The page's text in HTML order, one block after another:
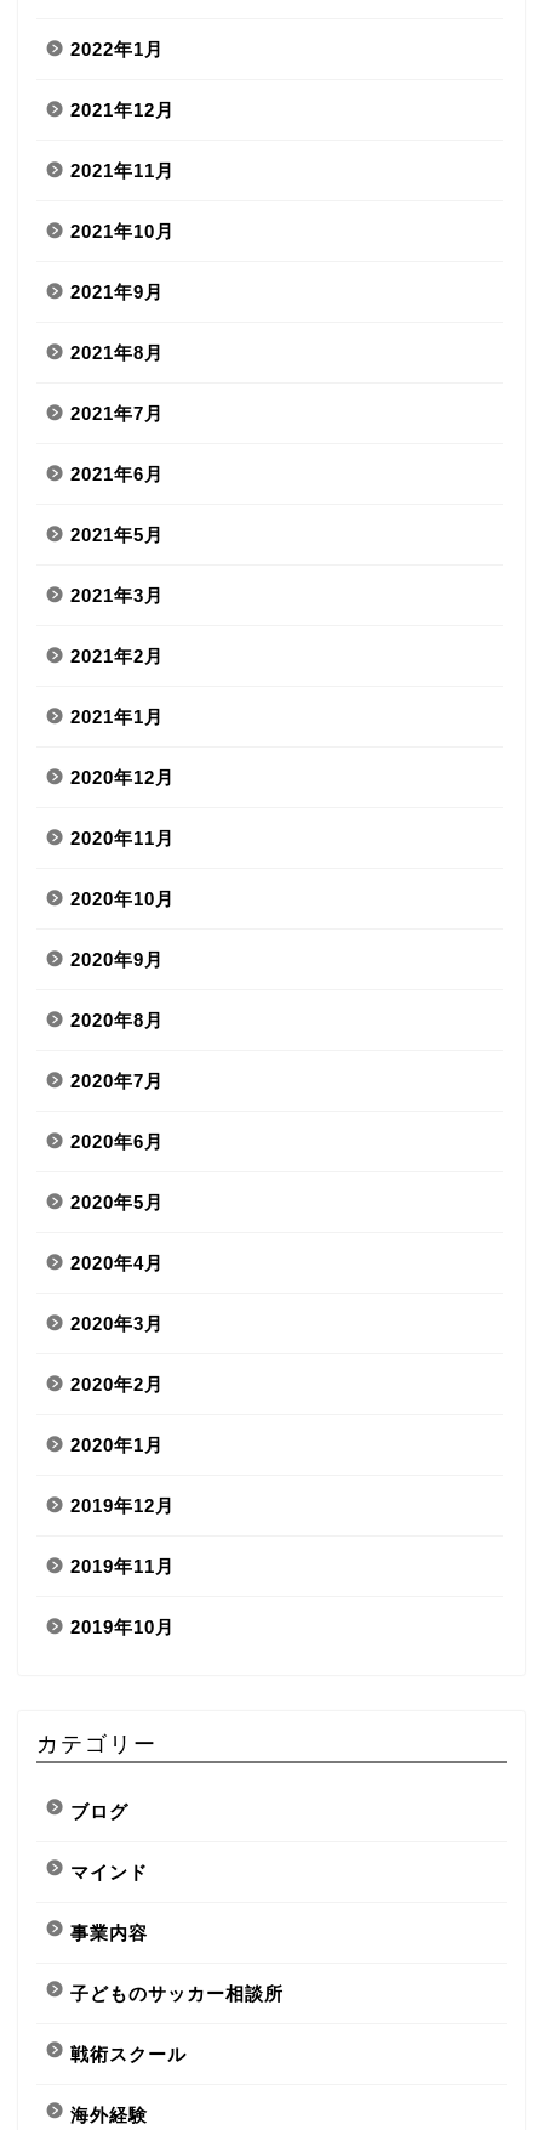
2022年1月
2021年12月
2021年11月
2021年10月
2021年9月
2021年8月
2021年7月
2021年6月
2021年5月
2021年3月
2021年2月
2021年1月
2020年12月
2020年11月
2020年10月
2020年9月
2020年8月
2020年7月
2020年6月
2020年5月
2020年4月
2020年3月
2020年2月
2020年1月
2019年12月
2019年11月
2019年10月
カテゴリー
ブログ
マインド
事業内容
子どものサッカー相談所
戦術スクール
海外経験